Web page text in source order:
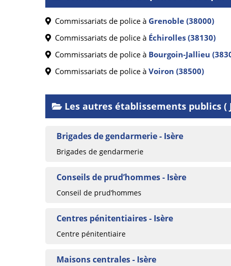
Commissariats de police à Grenoble (38000)
Commissariats de police à Échirolles (38130)
Commissariats de police à Bourgoin-Jallieu
Commissariats de police à Voiron (38500)
Les autres établissements publics (
Brigades de gendarmerie - Isère
Brigades de gendarmerie
Conseils de prud’hommes - Isère
Conseil de prud’hommes
Centres pénitentiaires - Isère
Centre pénitentiaire
Maisons centrales - Isère